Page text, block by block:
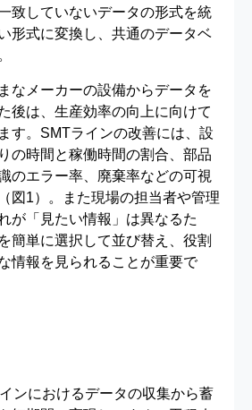
致していないデータの形式を統
形式に変換し、共通のデータベ
なメーカーの設備からデータを
後は、生産効率の向上に向けて
す。SMTラインの改善には、設
の時間と稼働時間の割合、部品
のエラー率、廃棄率などの可視
図1）。また現場の担当者や管理
が「見たい情報」は異なるた
簡単に選択して並び替え、役割
情報を見られることが重要で
ンにおけるデータの収集から蓄